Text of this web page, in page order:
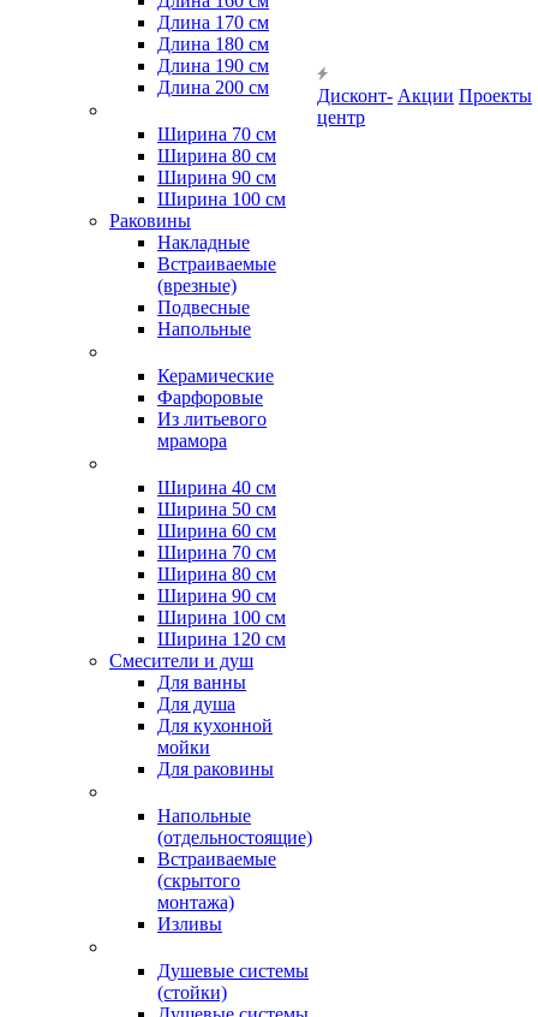
Длина 170 см
Длина 180 см
Длина 190 см
Длина 200 см
Ширина 70 см
Ширина 80 см
Ширина 90 см
Ширина 100 см
Раковины
Накладные
Встраиваемые
(врезные)
Подвесные
Напольные
Керамические
Фарфоровые
Из литьевого
мрамора
Ширина 40 см
Ширина 50 см
Ширина 60 см
Ширина 70 см
Ширина 80 см
Ширина 90 см
Ширина 100 см
Ширина 120 см
Смесители и душ
Для ванны
Для душа
Для кухонной
мойки
Для раковины
Напольные
(отдельностоящие)
Встраиваемые
(скрытого
монтажа)
Изливы
Душевые системы
(стойки)
Дисконт-
центр
Акции Проекты